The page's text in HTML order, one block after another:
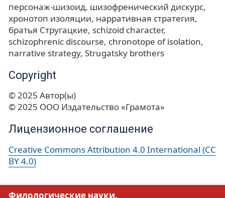
персонаж-шизоид шизофренический дискурс
хронотоп изоляции нарративная стратегия
братья Стругацкие schizoid character
schizophrenic discourse chronotope of isolation
narrative strategy Strugatsky brothers
Copyright
© 2025 Автор(ы)
© 2025 ООО Издательство «Грамота»
Лицензионное соглашение
Creative Commons Attribution 4.0 International (CC
BY 4.0)
Филологические науки.